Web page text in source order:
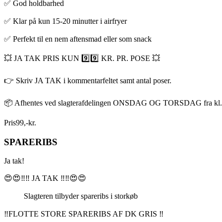
✅ God holdbarhed
✅ Klar på kun 15-20 minutter i airfryer
✅ Perfekt til en nem aftensmad eller som snack
💥 JA TAK PRIS KUN 9️⃣9️⃣ KR. PR. POSE 💥
👉 Skriv JA TAK i kommentarfeltet samt antal poser.
📦 Afhentes ved slagterafdelingen ONSDAG OG TORSDAG fra
Pris99,-kr.
SPARERIBS
Ja tak!
😍😍‼️‼️ JA TAK ‼️‼️😍😍
Slagteren tilbyder spareribs i storkøb
‼️FLOTTE STORE SPARERIBS AF DK GRIS ‼️